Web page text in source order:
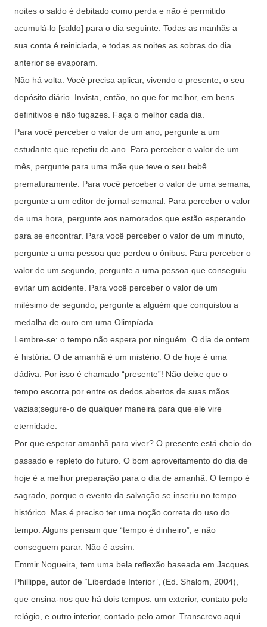
noites o saldo é debitado como perda e não é permitido
acumulá-lo [saldo] para o dia seguinte. Todas as manhãs a
sua conta é reiniciada, e todas as noites as sobras do dia
anterior se evaporam.
Não há volta. Você precisa aplicar, vivendo o presente, o seu
depósito diário. Invista, então, no que for melhor, em bens
definitivos e não fugazes. Faça o melhor cada dia.
Para você perceber o valor de um ano, pergunte a um
estudante que repetiu de ano. Para perceber o valor de um
mês, pergunte para uma mãe que teve o seu bebê
prematuramente. Para você perceber o valor de uma semana,
pergunte a um editor de jornal semanal. Para perceber o valor
de uma hora, pergunte aos namorados que estão esperando
para se encontrar. Para você perceber o valor de um minuto,
pergunte a uma pessoa que perdeu o ônibus. Para perceber o
valor de um segundo, pergunte a uma pessoa que conseguiu
evitar um acidente. Para você perceber o valor de um
milésimo de segundo, pergunte a alguém que conquistou a
medalha de ouro em uma Olimpíada.
Lembre-se: o tempo não espera por ninguém. O dia de ontem
é história. O de amanhã é um mistério. O de hoje é uma
dádiva. Por isso é chamado “presente”! Não deixe que o
tempo escorra por entre os dedos abertos de suas mãos
vazias;segure-o de qualquer maneira para que ele vire
eternidade.
Por que esperar amanhã para viver? O presente está cheio do
passado e repleto do futuro. O bom aproveitamento do dia de
hoje é a melhor preparação para o dia de amanhã. O tempo é
sagrado, porque o evento da salvação se inseriu no tempo
histórico. Mas é preciso ter uma noção correta do uso do
tempo. Alguns pensam que “tempo é dinheiro”, e não
conseguem parar. Não é assim.
Emmir Nogueira, tem uma bela reflexão baseada em Jacques
Phillippe, autor de “Liberdade Interior”, (Ed. Shalom, 2004),
que ensina-nos que há dois tempos: um exterior, contato pelo
relógio, e outro interior, contado pelo amor. Transcrevo aqui